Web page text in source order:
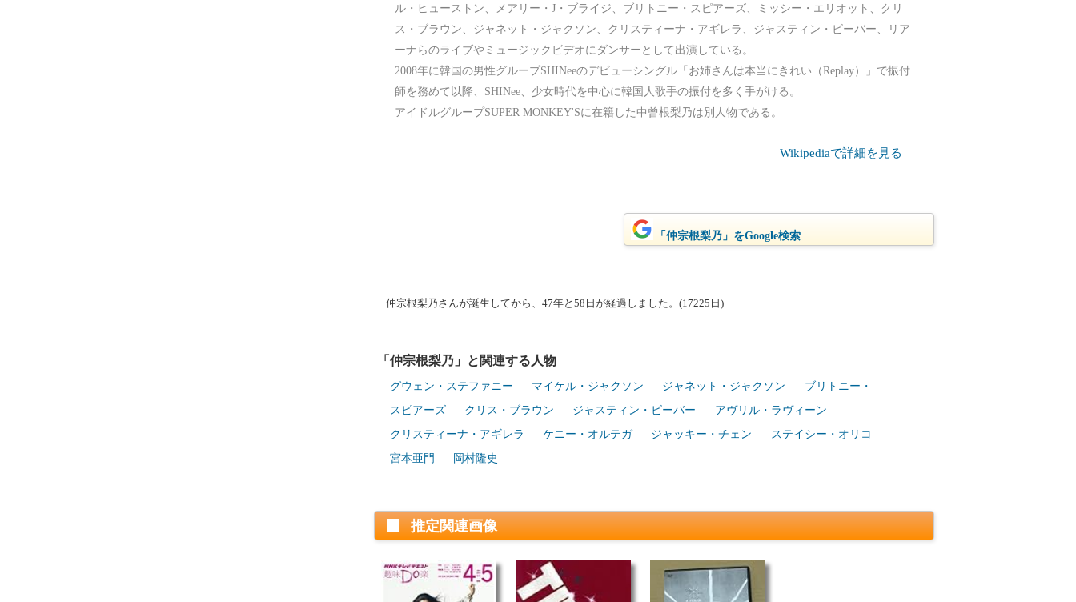
ル・ヒューストン、メアリー・J・ブライジ、ブリトニー・スピアーズ、ミッシー・エリオット、クリ
ス・ブラウン、ジャネット・ジャクソン、クリスティーナ・アギレラ、ジャスティン・ビーバー、リア
ーナらのライブやミュージックビデオにダンサーとして出演している。
2008年に韓国の男性グループSHINeeのデビューシングル「お姉さんは本当にきれい（Replay）」で振付
師を務めて以降、SHINee、少女時代を中心に韓国人歌手の振付を多く手がける。
アイドルグループSUPER MONKEY'Sに在籍した中曾根梨乃は別人物である。
Wikipediaで詳細を見る
「仲宗根梨乃」をGoogle検索
仲宗根梨乃さんが誕生してから、47年と58日が経過しました。(17225日)
「仲宗根梨乃」と関連する人物
グウェン・ステファニー マイケル・ジャクソン ジャネット・ジャクソン
ブリトニー・
スピアーズ
クリス・ブラウン ジャスティン・ビーバー
アヴリル・ラヴィーン
クリスティーナ・アギレラ
ケニー・オルテガ ジャッキー・チェン
ステイシー・オリコ
宮本亜門
岡村隆史
推定関連画像